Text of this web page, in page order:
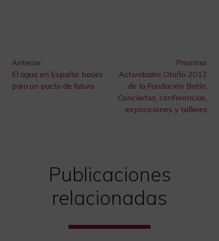
Navegación
de
Anterior:
El agua en España: bases
para un pacto de futuro
Proxima:
Actividades Otoño 2012
de la Fundación Botín.
Conciertos, conferencias,
exposiciones y talleres
Publicaciones
relacionadas